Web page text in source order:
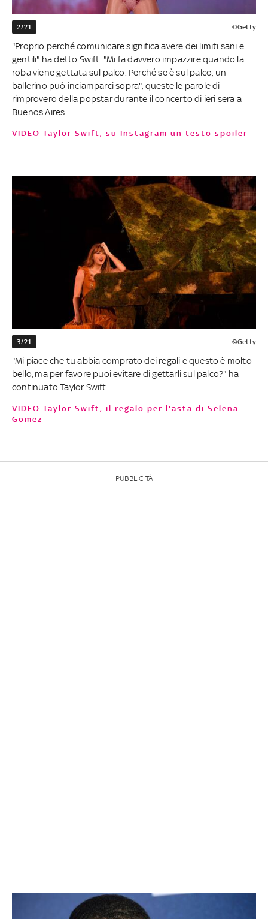
2/21 ©Getty
"Proprio perché comunicare significa avere dei limiti sani e
gentili" ha detto Swift. "Mi fa davvero impazzire quando la
roba viene gettata sul palco. Perché se è sul palco, un
ballerino può inciamparci sopra", queste le parole di
rimprovero della popstar durante il concerto di ieri sera a
Buenos Aires
VIDEO Taylor Swift, su Instagram un testo spoiler
3/21 ©Getty
"Mi piace che tu abbia comprato dei regali e questo è molto
bello, ma per favore puoi evitare di gettarli sul palco?" ha
continuato Taylor Swift
VIDEO Taylor Swift, il regalo per l'asta di Selena
Gomez
PUBBLICITÀ